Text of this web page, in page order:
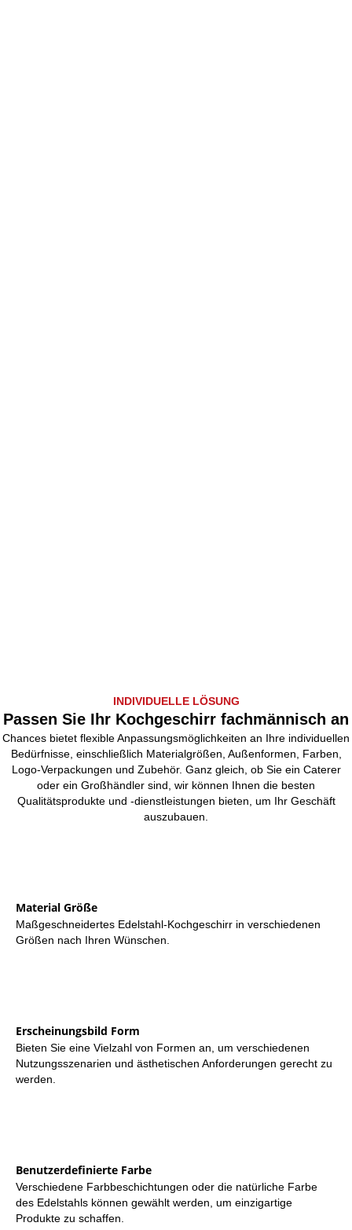
INDIVIDUELLE LÖSUNG
Passen Sie Ihr Kochgeschirr fachmännisch an
Chances bietet flexible Anpassungsmöglichkeiten an Ihre individuellen
Bedürfnisse, einschließlich Materialgrößen, Außenformen, Farben,
Logo-Verpackungen und Zubehör. Ganz gleich, ob Sie ein Caterer
oder ein Großhändler sind, wir können Ihnen die besten
Qualitätsprodukte und -dienstleistungen bieten, um Ihr Geschäft
auszubauen.
Material Größe
Maßgeschneidertes Edelstahl-Kochgeschirr in verschiedenen
Größen nach Ihren Wünschen.
Erscheinungsbild Form
Bieten Sie eine Vielzahl von Formen an, um verschiedenen
Nutzungsszenarien und ästhetischen Anforderungen gerecht zu
werden.
Benutzerdefinierte Farbe
Verschiedene Farbbeschichtungen oder die natürliche Farbe
des Edelstahls können gewählt werden, um einzigartige
Produkte zu schaffen.